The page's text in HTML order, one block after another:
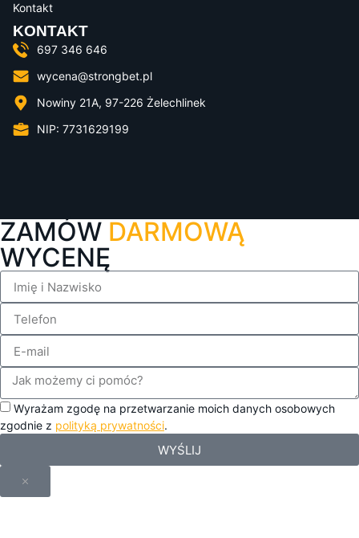
Kontakt
KONTAKT
697 346 646
wycena@strongbet.pl
Nowiny 21A, 97-226 Żelechlinek
NIP: 7731629199
ZAMÓW DARMOWĄ
WYCENĘ
Wyrażam zgodę na przetwarzanie moich danych osobowych
zgodnie z polityką prywatności.
WYŚLIJ